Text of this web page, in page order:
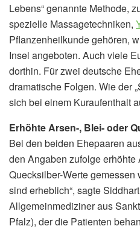
Lebens“ genannte Methode,
spezielle Massagetechniken,
Pflanzenheilkunde gehören,
Insel angeboten. Auch viele
dorthin. Für zwei deutsche
dramatische Folgen. Wie der
sich bei einem Kuraufenthalt
Erhöhte Arsen-, Blei- oder
Bei den beiden Ehepaaren
den Angaben zufolge erhöhte
Quecksilber-Werte gemessen
sind erheblich“, sagte
Allgemeinmediziner aus
Pfalz), der die Patienten